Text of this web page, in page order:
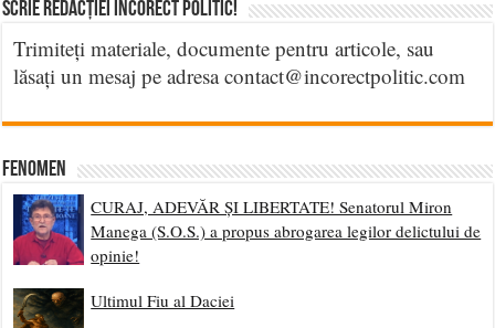
Scrie Redacției Incorect Politic!
Trimiteți materiale, documente pentru articole, sau
lăsați un mesaj pe adresa contact@incorectpolitic.com
Fenomen
CURAJ, ADEVĂR ȘI LIBERTATE! Senatorul Miron
Manega (S.O.S.) a propus abrogarea legilor delictului de
opinie!
Ultimul Fiu al Daciei